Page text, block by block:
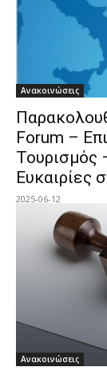
Ανακοινώσεις
Forum –
Τουρισμός
Ευκαιρίες
2025-06-12
Ανακοινώσεις